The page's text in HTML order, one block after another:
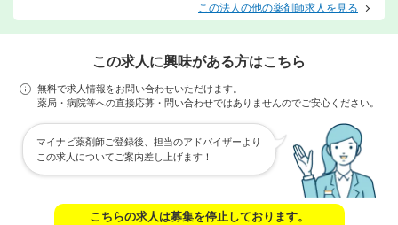
この法人の他の薬剤師求人を見る
この求人に興味がある方はこちら
無料で求人情報をお問い合わせいただけます。
薬局・病院等への直接応募・問い合わせではありませんのでご安心ください。
マイナビ薬剤師ご登録後、担当のアドバイザーより
この求人についてご案内差し上げます！
こちらの求人は募集を停止しております。